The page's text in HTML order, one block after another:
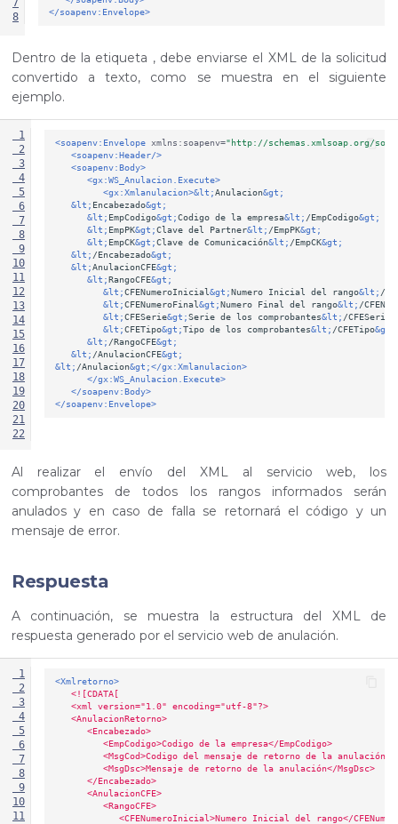
7
8
</soapenv:Envelope>
Dentro de la etiqueta , debe enviarse el XML de la solicitud
convertido a texto, como se muestra en el siguiente
ejemplo.
1
2
3
4
5
6
7
8
9
10
11
12
13
14
15
16
17
18
19
20
21
22
<soapenv:Envelope xmlns:soapenv="http://schemas.xmlsoap.org/
<soapenv:Header/>
<soapenv:Body>
<gx:WS_Anulacion.Execute>
<gx:Xmlanulacion>&lt;Anulacion&gt;
&lt; Encabezado&gt;
&lt; EmpCodigo&gt;Codigo de la empresa&lt; /EmpCodigo&gt;
&lt; EmpPK&gt;Clave del Partner&lt; /EmpPK&gt;
&lt; EmpCK&gt;Clave de Comunicación&lt; /EmpCK&gt;
&lt; /Encabezado&gt;
&lt;AnulacionCFE&gt;
&lt; RangoCFE&gt;
&lt;CFENumeroInicial&gt; Numero Inicial del rango&lt; /
&lt;CFENumeroFinal&gt; Numero Final del rango&lt; /
&lt;CFESerie&gt;Serie de los comprobantes&lt; /CFESerie
&lt;CFETipo&gt;Tipo de los comprobantes&lt; /CFETipo&gt;
&lt; /RangoCFE&gt;
&lt; /AnulacionCFE&gt;
&lt; /Anulacion&gt;</gx:Xmlanulacion>
</gx:WS_Anulacion.Execute>
</soapenv:Body>
</soapenv:Envelope>
Al realizar el envío del XML al servicio web, los
comprobantes de todos los rangos informados serán
anulados y en caso de falla se retornará el código y un
mensaje de error.
Respuesta
A continuación, se muestra la estructura del XML de
respuesta generado por el servicio web de anulación.
1
2
3
4
5
6
7
8
9
10
11
<Xmlretorno>
<![CDATA[
   <xml version="1.0" encoding="utf-8"?>
   <AnulacionRetorno>
      <Encabezado>
         <EmpCodigo>Codigo de la empresa</EmpCodigo>
<MsgCod>Codigo del mensaje de retorno de la
         <MsgDsc>Mensaje de retorno de la anulación</MsgDsc>
      </Encabezado>
      <AnulacionCFE>
         <RangoCFE>
<CFENumeroInicial>Numero Inicial del rango</